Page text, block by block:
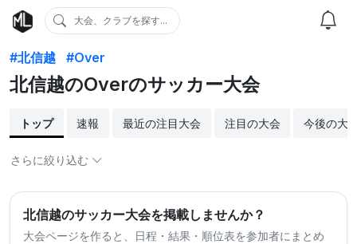
大会、クラブを探す...
#北信越 #Over
北信越のOverのサッカー大会
トップ 速報 最近の注目大会 注目の大会 今後の大
さらに絞り込む
北信越のサッカー大会を掲載しませんか？
大会ページを作ると、日程・結果・順位表を参加者にまとめ